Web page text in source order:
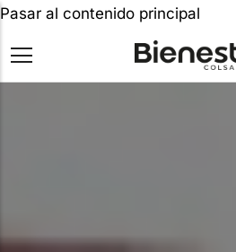
Pasar al contenido principal